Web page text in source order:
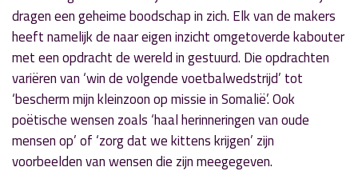
dragen een geheime boodschap in zich. Elk van de makers
heeft namelijk de naar eigen inzicht omgetoverde kabouter
met een opdracht de wereld in gestuurd. Die opdrachten
variëren van ‘win de volgende voetbalwedstrijd’ tot
‘bescherm mijn kleinzoon op missie in Somalië’. Ook
poëtische wensen zoals ‘haal herinneringen van oude
mensen op’ of ‘zorg dat we kittens krijgen’ zijn
voorbeelden van wensen die zijn meegegeven.